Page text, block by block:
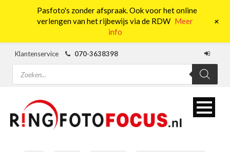
Klantenservice
070-3638398
Producten
zoeken
Pasfoto's zonder afspraak. Ook voor het online
verlengen van het rijbewijs via de RDW Meer
info
+